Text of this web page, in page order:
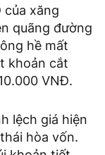
xăng
quãng đường
hề mất
khoản cắt
VNĐ.
lệch giá hiện
hòa vốn.